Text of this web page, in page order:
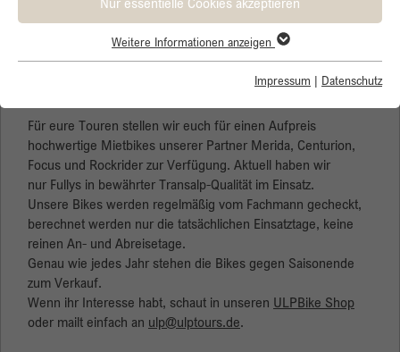
Für eure Touren stellen wir euch für einen Aufpreis
hochwertige Mietbikes unserer Partner Merida, Centurion,
Focus und Rockrider zur Verfügung. Aktuell haben wir
nur Fullys in bewährter Transalp-Qualität im Einsatz.
Unsere Bikes werden regelmäßig vom Fachmann gecheckt,
berechnet werden nur die tatsächlichen Einsatztage, keine
reinen An- und Abreisetage.
Genau wie jedes Jahr stehen die Bikes gegen Saisonende
zum Verkauf.
Wenn ihr Interesse habt, schaut in unseren ULPBike Shop
oder mailt einfach an ulp@ulptours.de.
Essentielle Cookies werden für grundlegende Funktionen der
einwandfrei funktioniert.
Name cookie_optin
Anbieter ULPtours
Laufzeit 1 Jahr
Zweck
Besucher müssen gefragt werden, ob sie der
Entscheidung wird gespeichert.
Cookie-Informationen anzeigen
Statistik
Statistik-Cookies helfen Webseiten-Besitzern zu verstehen, wie
Besucher mit Webseiten interagieren, indem Informationen anonym
gesammelt und gemeldet werden.
Name _ga
Cookie-Informationen anzeigen
Weitere Informationen anzeigen
Impressum | Datenschutz